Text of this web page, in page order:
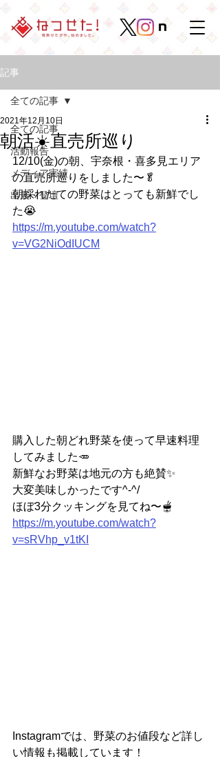
記事
全ての記事
活動報告
メディア実績
出展・登壇
全ての記事
朝活☀️直売所巡り
2021年12月10日
12/10(金)の朝、宇奈根・喜多見エリア
の直売所巡りをしました〜🥬
朝採れたての野菜はとっても新鮮でし
た😭
https://m.youtube.com/watch?
v=VG2NiOdIUCM
購入した朝どれ野菜を使って早速料理
してみました🥕
新鮮なお野菜は地元の方も絶賛✨
大変美味しかったです^-^/
ほぼ3分クッキングを見てね〜🫕
https://m.youtube.com/watch?
v=sRVhp_v1tKI
Instagramでは、野菜のお値段など詳し
い情報も掲載しています！